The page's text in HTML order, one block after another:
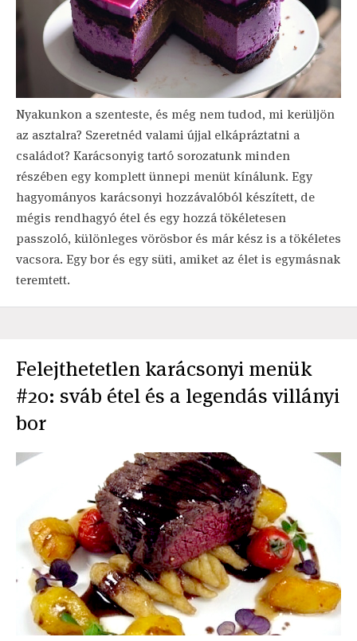
Nyakunkon a szenteste, és még nem tudod, mi kerüljön
az asztalra? Szeretnéd valami újjal elkápráztatni a
családot? Karácsonyig tartó sorozatunk minden
részében egy komplett ünnepi menüt kínálunk. Egy
hagyományos karácsonyi hozzávalóból készített, de
mégis rendhagyó étel és egy hozzá tökéletesen
passzoló, különleges vörösbor és már kész is a tökéletes
vacsora. Egy bor és egy süti, amiket az élet is egymásnak
teremtett.
Felejthetetlen karácsonyi menük
#20: sváb étel és a legendás villányi
bor